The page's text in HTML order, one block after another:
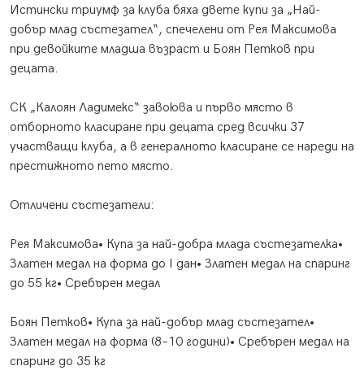
Истински триумф за клуба бяха двете купи за „Най-
добър млад състезател“, спечелени от Рея Максимова
при девойките младша възраст и Боян Петков при
децата.
СК „Калоян Ладимекс“ завоюва и първо място в
отборното класиране при децата сред всички 37
участващи клуба, а в генералното класиране се нареди на
престижното пето място.
Отличени състезатели:
Рея Максимова• Купа за най-добра млада състезателка•
Златен медал на форма до I дан• Златен медал на спаринг
до 55 кг• Сребърен медал
Боян Петков• Купа за най-добър млад състезател•
Златен медал на форма (8–10 години)• Сребърен медал на
спаринг до 35 кг